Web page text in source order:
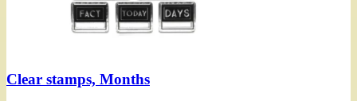
Clear stamps, Months